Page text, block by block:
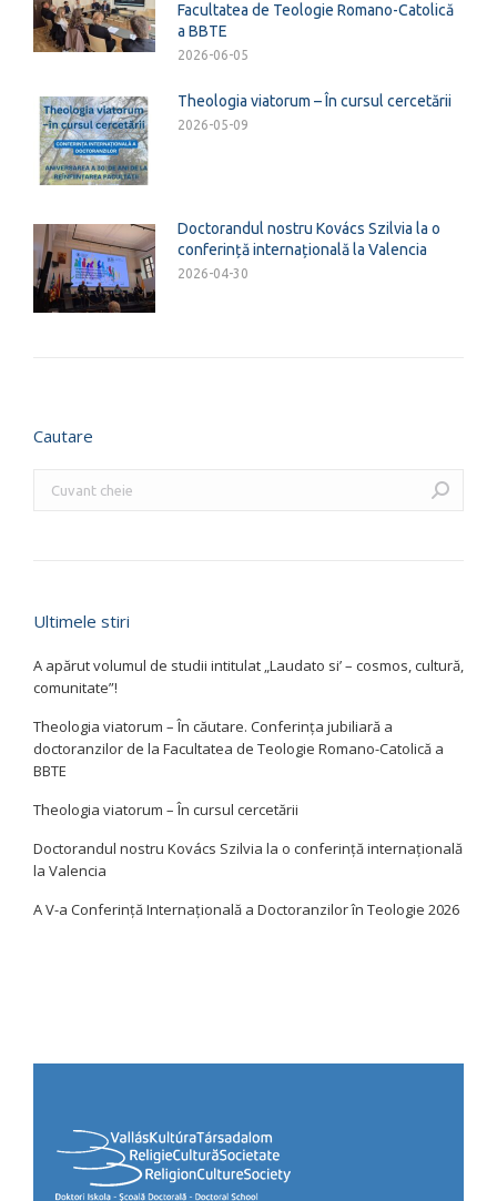
Facultatea de Teologie Romano-Catolică
a BBTE
2026-06-05
Theologia viatorum – În cursul cercetării
2026-05-09
Doctorandul nostru Kovács Szilvia la o
conferință internațională la Valencia
2026-04-30
Cautare
Ultimele stiri
A apărut volumul de studii intitulat „Laudato si’ – cosmos, cultură,
comunitate”!
Theologia viatorum – În căutare. Conferința jubiliară a
doctoranzilor de la Facultatea de Teologie Romano-Catolică a
BBTE
Theologia viatorum – În cursul cercetării
Doctorandul nostru Kovács Szilvia la o conferință internațională
la Valencia
A V-a Conferință Internațională a Doctoranzilor în Teologie 2026